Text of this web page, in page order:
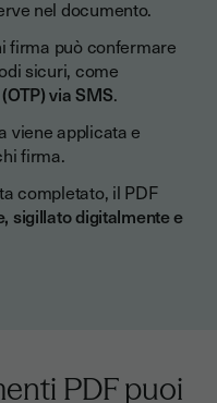
nel documento.
firma può confermare
sicuri, come
via SMS.
viene applicata e
firma.
completato, il PDF
sigillato digitalmente e
PDF puoi